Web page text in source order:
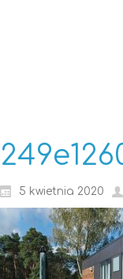
5 kwietnia 2020